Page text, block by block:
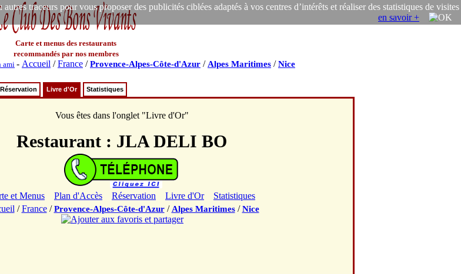
traceurs pour vous proposer des publicités ciblées adaptés à vos centres d’intérêts et réaliser des statistiques de visites
en savoir +
Carte et menus des restaurants
recommandés par nos membres
ami- Accueil /France /Provence-Alpes-Côte-d'Azur / Alpes Maritimes /Nice
Réservation Livre d'Or Statistiques
Vous êtes dans l'onglet "Livre d'Or"
Restaurant : JLA DELI BO
et Menus Plan d'Accès Réservation Livre d'Or
Statistiques
/France/Provence-Alpes-Côte-d'Azur/ Alpes Maritimes/Nice